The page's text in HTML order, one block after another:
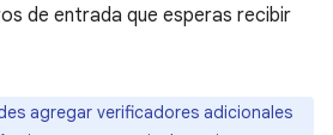
de entrada que esperas recibir
agregar verificadores adicionales